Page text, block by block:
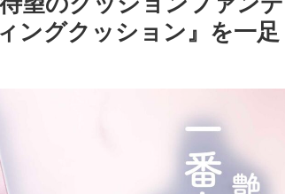
ングクッション』を一足